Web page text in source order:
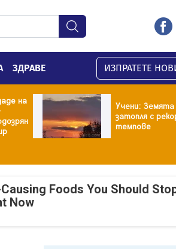
ЗДРАВЕ ИЗПРАТЕТЕ
на
Учени: Земята
затопля с
темпове
Foods You Should
Now